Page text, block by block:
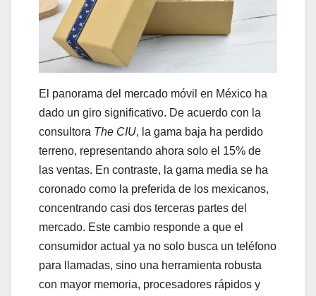
El panorama del mercado móvil en México ha
dado un giro significativo. De acuerdo con la
consultora The CIU, la gama baja ha perdido
terreno, representando ahora solo el 15% de
las ventas. En contraste, la gama media se ha
coronado como la preferida de los mexicanos,
concentrando casi dos terceras partes del
mercado. Este cambio responde a que el
consumidor actual ya no solo busca un teléfono
para llamadas, sino una herramienta robusta
con mayor memoria, procesadores rápidos y